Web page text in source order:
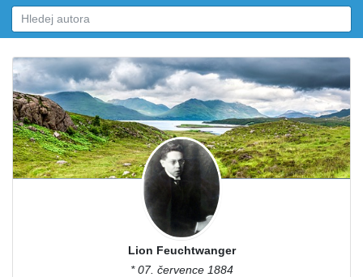
Lion Feuchtwanger
* 07. července 1884